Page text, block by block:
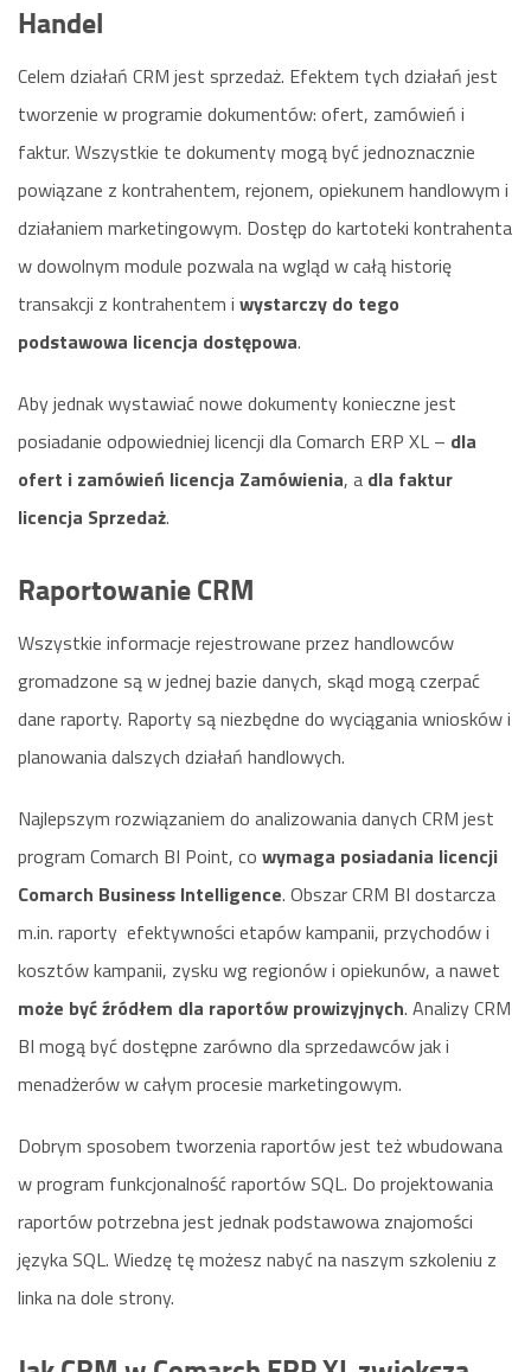
Handel
Celem działań CRM jest sprzedaż. Efektem tych działań jest
tworzenie w programie dokumentów: ofert, zamówień i
faktur. Wszystkie te dokumenty mogą być jednoznacznie
powiązane z kontrahentem, rejonem, opiekunem handlowym i
działaniem marketingowym. Dostęp do kartoteki kontrahenta
w dowolnym module pozwala na wgląd w całą historię
transakcji z kontrahentem i wystarczy do tego
podstawowa licencja dostępowa.
Aby jednak wystawiać nowe dokumenty konieczne jest
posiadanie odpowiedniej licencji dla Comarch ERP XL – dla
ofert i zamówień licencja Zamówienia, a dla faktur
licencja Sprzedaż.
Raportowanie CRM
Wszystkie informacje rejestrowane przez handlowców
gromadzone są w jednej bazie danych, skąd mogą czerpać
dane raporty. Raporty są niezbędne do wyciągania wniosków i
planowania dalszych działań handlowych.
Najlepszym rozwiązaniem do analizowania danych CRM jest
program Comarch BI Point, co wymaga posiadania licencji
Comarch Business Intelligence. Obszar CRM BI dostarcza
m.in. raporty efektywności etapów kampanii, przychodów i
kosztów kampanii, zysku wg regionów i opiekunów, a nawet
może być źródłem dla raportów prowizyjnych. Analizy CRM
BI mogą być dostępne zarówno dla sprzedawców jak i
menadżerów w całym procesie marketingowym.
Dobrym sposobem tworzenia raportów jest też wbudowana
w program funkcjonalność raportów SQL. Do projektowania
raportów potrzebna jest jednak podstawowa znajomości
języka SQL. Wiedzę tę możesz nabyć na naszym szkoleniu z
linka na dole strony.